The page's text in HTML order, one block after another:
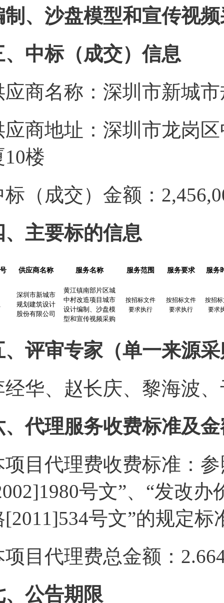
制、沙盘模型和宣传视
、中标（成交）信息
应商名称：深圳市新城
应商地址：深圳市龙岗
10楼
标（成交）金额：
主要标的信息
供应商名称 服务名称 服务范围 服务要求 服务
深圳市新城市
规划建筑设计
股份有限公司
黄江镇南部片区城
中村改造项目城市
设计编制、沙盘模
型和宣传视频采购
按招标文件
要求执行
按招标文件
要求执行
按招
要求
、评审专家（单一来源
经华、赵长庆、黎海波
、代理服务收费标准及
项目代理费收费标准：
号文”、“发改办
[2011]534号文”的规定标
项目代理费总金额：
、公告期限